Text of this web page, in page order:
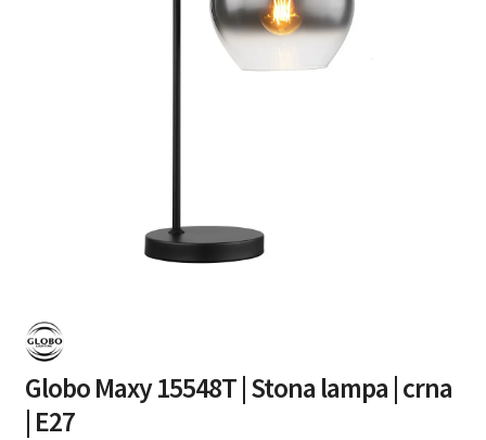
Globo Maxy 15548T | Stona lampa | crna
| E27